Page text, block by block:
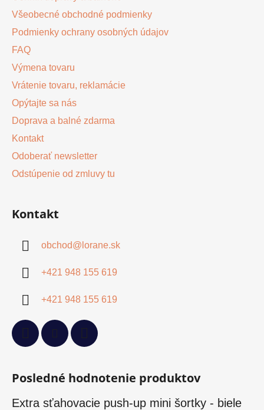
Všeobecné obchodné podmienky
Podmienky ochrany osobných údajov
FAQ
Výmena tovaru
Vrátenie tovaru, reklamácie
Opýtajte sa nás
Doprava a balné zdarma
Kontakt
Odoberať newsletter
Odstúpenie od zmluvy tu
Kontakt
obchod@ lorane.sk
+421 948 155 619
+421 948 155 619
Posledné hodnotenie produktov
Extra sťahovacie push-up mini šortky - biele